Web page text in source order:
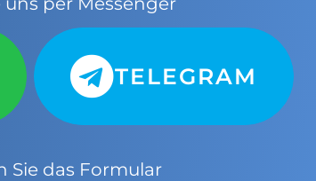
TELEGRAM
Sie das Formular